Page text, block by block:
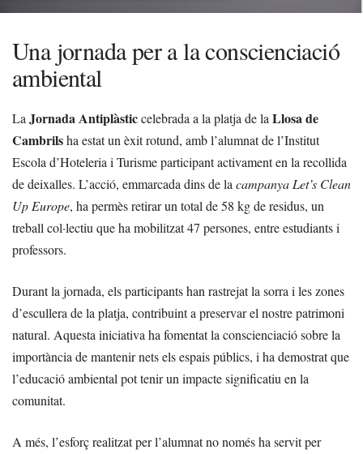
Una jornada per a la conscienciació
ambiental
La Jornada Antiplàsticcelebrada a la platja de la Llosa de
Cambrilsha estat un èxit rotund, amb l’alumnat de l’Institut
Escola d’Hoteleria i Turisme participant activament en la recollida
de deixalles. L’acció, emmarcada dins de la campanya Let’s Clean
Up Europe, ha permès retirar un total de 58 kg de residus, un
treball col·lectiu que ha mobilitzat 47 persones, entre estudiants i
professors.
Durant la jornada, els participants han rastrejat la sorra i les zones
d’escullera de la platja, contribuint a preservar el nostre patrimoni
natural. Aquesta iniciativa ha fomentat la conscienciació sobre la
importància de mantenir nets els espais públics, i ha demostrat que
l’educació ambiental pot tenir un impacte significatiu en la
comunitat.
A més, l’esforç realitzat per l’alumnat no només ha servit per